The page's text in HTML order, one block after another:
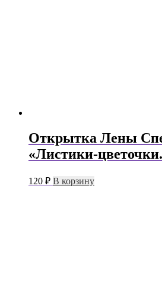
Открытка Лены
«Листики-
120 ₽ В корзину